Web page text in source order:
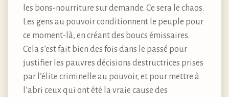
les bons-nourriture sur demande. Ce sera le chaos.
Les gens au pouvoir conditionnent le peuple pour
ce moment-là, en créant des boucs émissaires.
Cela s’est fait bien des fois dans le passé pour
justifier les pauvres décisions destructrices prises
par l’élite criminelle au pouvoir, et pour mettre à
l’abri ceux qui ont été la vraie cause des